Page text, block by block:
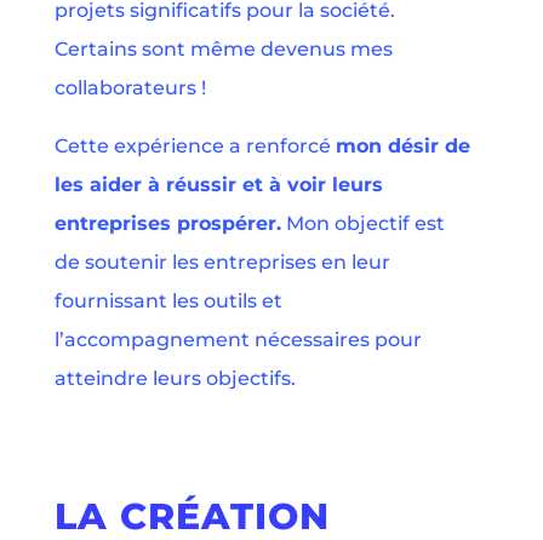
projets significatifs pour la société.
Certains sont même devenus mes
collaborateurs !
Cette expérience a renforcé mon désir de
les aider à réussir et à voir leurs
entreprises prospérer.Mon objectif est
de soutenir les entreprises en leur
fournissant les outils et
l’accompagnement nécessaires pour
atteindre leurs objectifs.
LA CRÉATION